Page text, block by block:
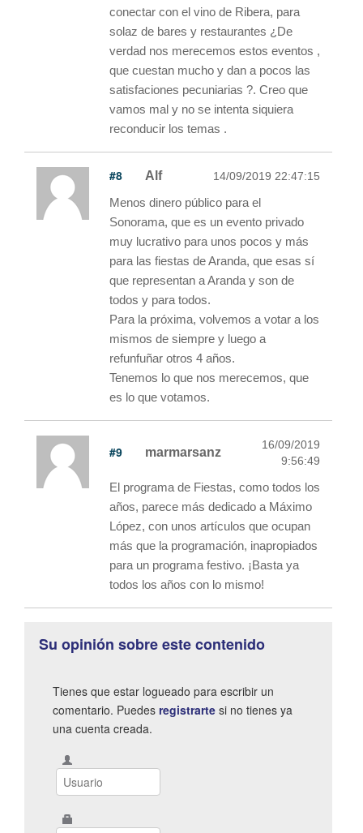
conectar con el vino de Ribera, para
solaz de bares y restaurantes ¿De
verdad nos merecemos estos eventos ,
que cuestan mucho y dan a pocos las
satisfaciones pecuniarias ?. Creo que
vamos mal y no se intenta siquiera
reconducir los temas .
#8 Alf 14/09/2019 22:47:15
Menos dinero público para el
Sonorama, que es un evento privado
muy lucrativo para unos pocos y más
para las fiestas de Aranda, que esas sí
que representan a Aranda y son de
todos y para todos.
Para la próxima, volvemos a votar a los
mismos de siempre y luego a
refunfuñar otros 4 años.
Tenemos lo que nos merecemos, que
es lo que votamos.
#9 marmarsanz
16/09/2019
9:56:49
El programa de Fiestas, como todos los
años, parece más dedicado a Máximo
López, con unos artículos que ocupan
más que la programación, inapropiados
para un programa festivo. ¡Basta ya
todos los años con lo mismo!
Su opinión sobre este contenido
Tienes que estar logueado para escribir un
comentario. Puedes registrarte si no tienes ya
una cuenta creada.